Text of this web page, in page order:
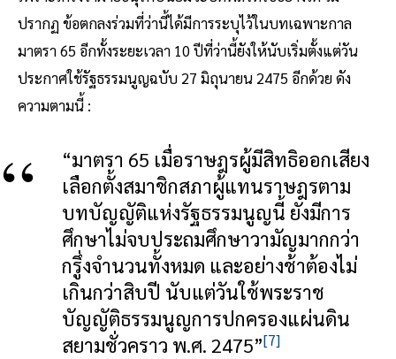
ปรากฏ ข้อตกลงร่วมที่ว่านี้ได้มีการระบุไว้ในบทเฉพาะกาล
มาตรา 65 อีกทั้งระยะเวลา 10 ปีที่ว่านี้ยังให้นับเริ่มตั้งแต่วัน
ประกาศใช้รัฐธรรมนูญฉบับ 27 มิถุนายน 2475 อีกด้วย ดัง
ความตามนี้ :
“มาตรา 65 เมื่อราษฎรผู้มีสิทธิออกเสียง
เลือกตั้งสมาชิกสภาผู้แทนราษฎรตาม
บทบัญญัติแห่งรัฐธรรมนูญนี้ ยังมีการ
ศึกษาไม่จบประถมศึกษาวามัญมากกว่า
กรูึ่งจำนวนทั้งหมด และอย่างช้าต้องไม่
เกินกว่าสิบปี นับแต่วันใช้พระราช
บัญญัติธรรมนูญการปกครองแผ่นดิน
สยามชั่วคราว พ.ศ. 2475”[7]